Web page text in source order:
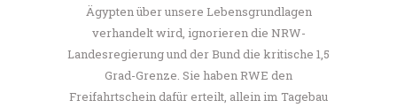
Ägypten über unsere Lebensgrundlagen
verhandelt wird, ignorieren die NRW-
Landesregierung und der Bund die kritische 1,5
Grad-Grenze. Sie haben RWE den
Freifahrtschein dafür erteilt, allein im Tagebau